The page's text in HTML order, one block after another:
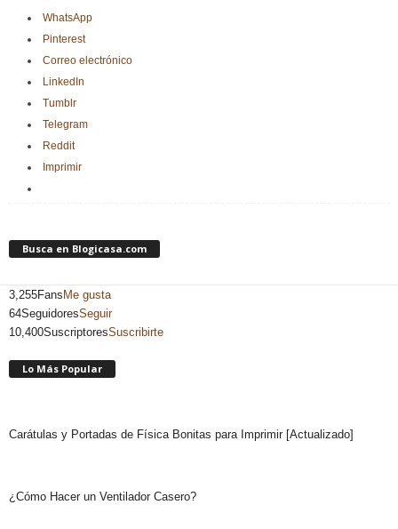
WhatsApp
Pinterest
Correo electrónico
LinkedIn
Tumblr
Telegram
Reddit
Imprimir
Busca en Blogicasa.com
3,255Fans Me gusta
64SeguidoresSeguir
10,400SuscriptoresSuscribirte
Lo Más Popular
Carátulas y Portadas de Física Bonitas para Imprimir [Actualizado]
¿Cómo Hacer un Ventilador Casero?